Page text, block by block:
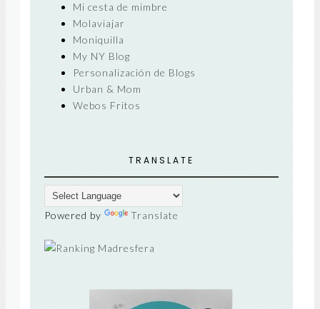
Mi cesta de mimbre
Molaviajar
Moniquilla
My NY Blog
Personalización de Blogs
Urban & Mom
Webos Fritos
TRANSLATE
Powered by Translate